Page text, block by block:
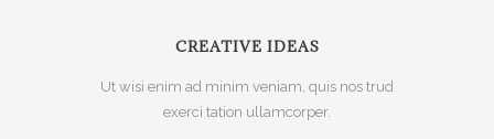
CREATIVE IDEAS
Ut wisi enim ad minim veniam, quis nos trud
exerci tation ullamcorper.